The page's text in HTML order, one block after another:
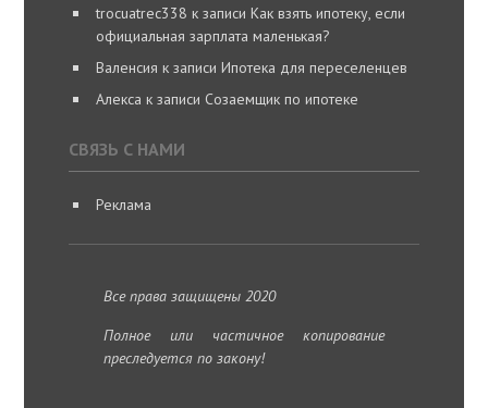
trocuatrec338 к записи Как взять ипотеку, если
официальная зарплата маленькая?
Валенсия к записи Ипотека для переселенцев
Алекса к записи Созаемщик по ипотеке
СВЯЗЬ С НАМИ
Реклама
Все права защищены 2020
Полное или частичное копирование
преследуется по закону!